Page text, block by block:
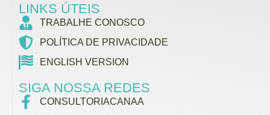
LINKS ÚTEIS
TRABALHE CONOSCO
POLÍTICA DE PRIVACIDADE
ENGLISH VERSION
SIGA NOSSA REDES
CONSULTORIACANAA